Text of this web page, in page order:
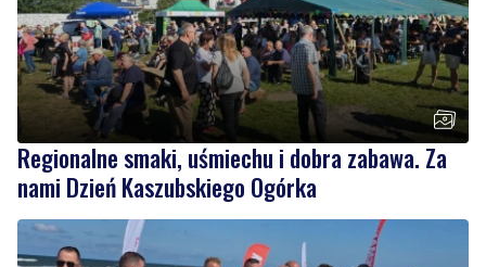
Regionalne smaki, uśmiechu i dobra zabawa. Za
nami Dzień Kaszubskiego Ogórka